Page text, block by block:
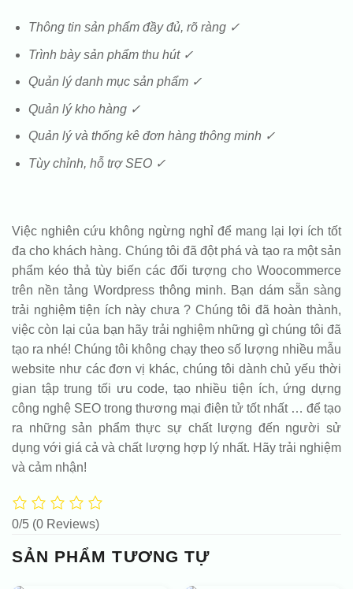
Thông tin sản phẩm đầy đủ, rõ ràng ✓
Trình bày sản phẩm thu hút ✓
Quản lý danh mục sản phẩm ✓
Quản lý kho hàng ✓
Quản lý và thống kê đơn hàng thông minh ✓
Tùy chỉnh, hỗ trợ SEO ✓
Việc nghiên cứu không ngừng nghỉ để mang lại lợi ích tốt
đa cho khách hàng. Chúng tôi đã đột phá và tạo ra một sản
phẩm kéo thả tùy biến các đối tượng cho Woocommerce
trên nền tảng Wordpress thông minh. Bạn dám sẵn sàng
trải nghiệm tiện ích này chưa ? Chúng tôi đã hoàn thành,
việc còn lại của bạn hãy trải nghiệm những gì chúng tôi đã
tạo ra nhé! Chúng tôi không chạy theo số lượng nhiều mẫu
website như các đơn vị khác, chúng tôi dành chủ yếu thời
gian tập trung tối ưu code, tạo nhiều tiện ích, ứng dựng
công nghệ SEO trong thương mại điện tử tốt nhất … để tạo
ra những sản phẩm thực sự chất lượng đến người sử
dụng với giá cả và chất lượng hợp lý nhất. Hãy trải nghiệm
và cảm nhận!
0/5 (0 Reviews)
SẢN PHẨM TƯƠNG TỰ